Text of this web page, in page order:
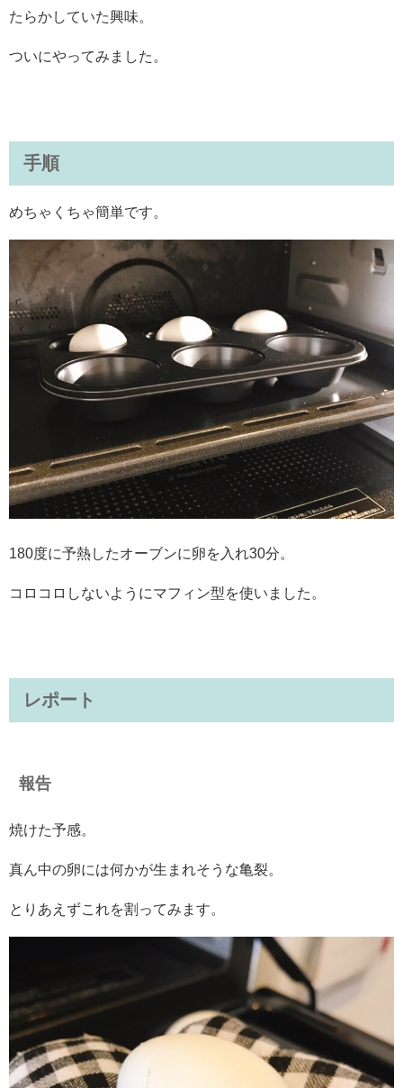
たらかしていた興味。
ついにやってみました。
手順
めちゃくちゃ簡単です。
180度に予熱したオーブンに卵を入れ30分。
コロコロしないようにマフィン型を使いました。
レポート
報告
焼けた予感。
真ん中の卵には何かが生まれそうな亀裂。
とりあえずこれを割ってみます。